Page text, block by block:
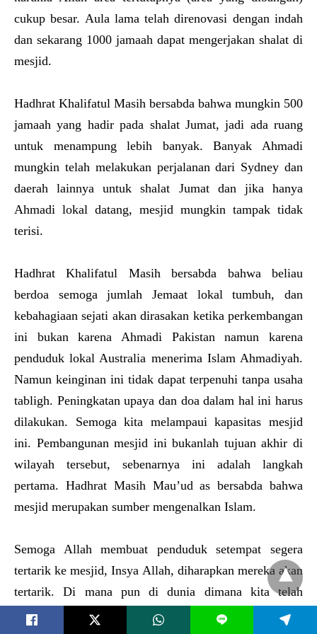
cukup besar. Aula lama telah direnovasi dengan indah
dan sekarang 1000 jamaah dapat mengerjakan shalat di
mesjid.
Hadhrat Khalifatul Masih bersabda bahwa mungkin 500
jamaah yang hadir pada shalat Jumat, jadi ada ruang
untuk menampung lebih banyak. Banyak Ahmadi
mungkin telah melakukan perjalanan dari Sydney dan
daerah lainnya untuk shalat Jumat dan jika hanya
Ahmadi lokal datang, mesjid mungkin tampak tidak
terisi.
Hadhrat Khalifatul Masih bersabda bahwa beliau
berdoa semoga jumlah Jemaat lokal tumbuh, dan
kebahagiaan sejati akan dirasakan ketika perkembangan
ini bukan karena Ahmadi Pakistan namun karena
penduduk lokal Australia menerima Islam Ahmadiyah.
Namun keinginan ini tidak dapat terpenuhi tanpa usaha
tabligh. Peningkatan upaya dan doa dalam hal ini harus
dilakukan. Semoga kita melampaui kapasitas mesjid
ini. Pembangunan mesjid ini bukanlah tujuan akhir di
wilayah tersebut, sebenarnya ini adalah langkah
pertama. Hadhrat Masih Mau’ud as bersabda bahwa
mesjid merupakan sumber mengenalkan Islam.
Semoga Allah membuat penduduk setempat segera
tertarik ke mesjid, Insya Allah, diharapkan mereka akan
tertarik. Di mana pun di dunia dimana kita telah
membangun mesjid baru, profil kita telah meningkat
L